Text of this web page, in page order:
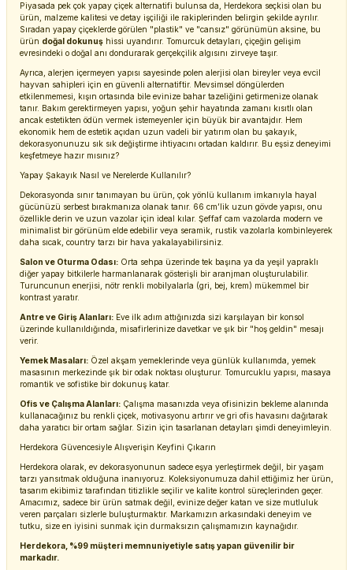
Piyasada pek çok yapay çiçek alternatifi bulunsa da, Herdekora seçkisi olan bu
ürün, malzeme kalitesi ve detay işçiliği ile rakiplerinden belirgin şekilde ayrılır.
Sıradan yapay çiçeklerde görülen "plastik" ve "cansız" görünümün aksine, bu
ürün doğal dokunuş hissi uyandırır. Tomurcuk detayları, çiçeğin gelişim
evresindeki o doğal anı dondurarak gerçekçilik algısını zirveye taşır.
Ayrıca, alerjen içermeyen yapısı sayesinde polen alerjisi olan bireyler veya evcil
hayvan sahipleri için en güvenli alternatiftir. Mevsimsel döngülerden
etkilenmemesi, kışın ortasında bile evinize bahar tazeliğini getirmenize olanak
tanır. Bakım gerektirmeyen yapısı, yoğun şehir hayatında zamanı kısıtlı olan
ancak estetikten ödün vermek istemeyenler için büyük bir avantajdır. Hem
ekonomik hem de estetik açıdan uzun vadeli bir yatırım olan bu şakayık,
dekorasyonunuzu sık sık değiştirme ihtiyacını ortadan kaldırır. Bu eşsiz deneyimi
keşfetmeye hazır mısınız?
Yapay Şakayık Nasıl ve Nerelerde Kullanılır?
Dekorasyonda sınır tanımayan bu ürün, çok yönlü kullanım imkanıyla hayal
gücünüzü serbest bırakmanıza olanak tanır. 66 cm’lik uzun gövde yapısı, onu
özellikle derin ve uzun vazolar için ideal kılar. Şeffaf cam vazolarda modern ve
minimalist bir görünüm elde edebilir veya seramik, rustik vazolarla kombinleyerek
daha sıcak, country tarzı bir hava yakalayabilirsiniz.
Salon ve Oturma Odası: Orta sehpa üzerinde tek başına ya da yeşil yapraklı
diğer yapay bitkilerle harmanlanarak gösterişli bir aranjman oluşturulabilir.
Turuncunun enerjisi, nötr renkli mobilyalarla (gri, bej, krem) mükemmel bir
kontrast yaratır.
Antre ve Giriş Alanları: Eve ilk adım attığınızda sizi karşılayan bir konsol
üzerinde kullanıldığında, misafirlerinize davetkar ve şık bir "hoş geldin" mesajı
verir.
Yemek Masaları: Özel akşam yemeklerinde veya günlük kullanımda, yemek
masasının merkezinde şık bir odak noktası oluşturur. Tomurcuklu yapısı, masaya
romantik ve sofistike bir dokunuş katar.
Ofis ve Çalışma Alanları: Çalışma masanızda veya ofisinizin bekleme alanında
kullanacağınız bu renkli çiçek, motivasyonu artırır ve gri ofis havasını dağıtarak
daha yaratıcı bir ortam sağlar. Sizin için tasarlanan detayları şimdi deneyimleyin.
Herdekora Güvencesiyle Alışverişin Keyfini Çıkarın
Herdekora olarak, ev dekorasyonunun sadece eşya yerleştirmek değil, bir yaşam
tarzı yansıtmak olduğuna inanıyoruz. Koleksiyonumuza dahil ettiğimiz her ürün,
tasarım ekibimiz tarafından titizlikle seçilir ve kalite kontrol süreçlerinden geçer.
Amacımız, sadece bir ürün satmak değil, evinize değer katan ve size mutluluk
veren parçaları sizlerle buluşturmaktır. Markamızın arkasındaki deneyim ve
tutku, size en iyisini sunmak için durmaksızın çalışmamızın kaynağıdır.
Herdekora, %99 müşteri memnuniyetiyle satış yapan güvenilir bir
markadır.